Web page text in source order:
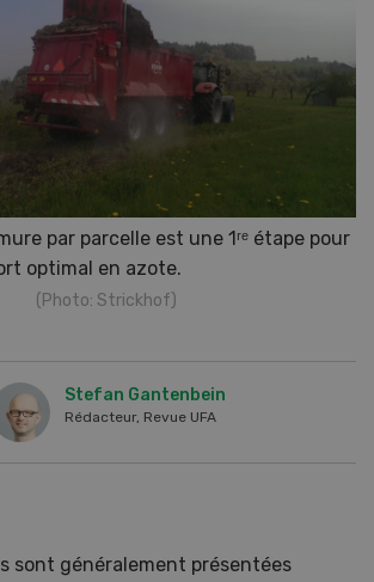
par parcelle est une 1ʳᵉ étape pour
optimal en azote.
(Photo: Strickhof)
Stefan Gantenbein
Rédacteur, Revue UFA
sont généralement présentées